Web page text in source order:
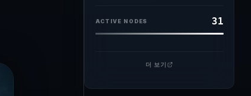
ACTIVE NODES 31
더 보기